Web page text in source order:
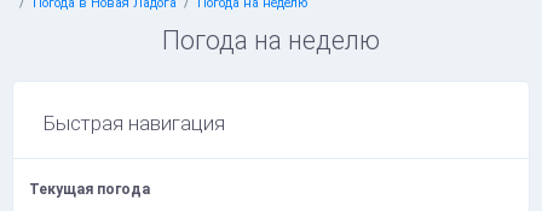
Погода на неделю
Быстрая навигация
Текущая погода